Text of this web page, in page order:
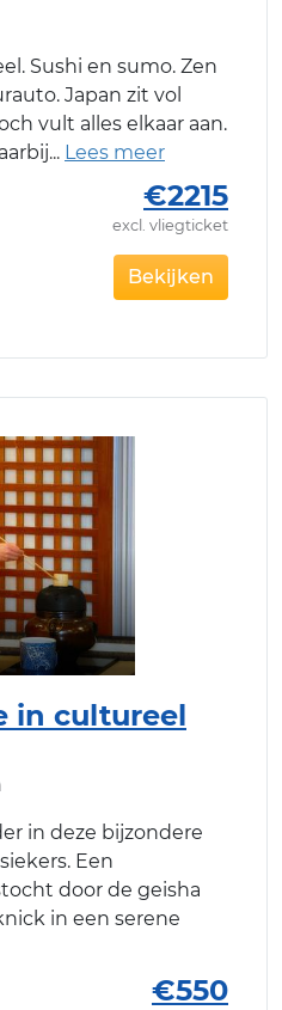
Sushi en sumo. Zen
Japan zit vol
vult alles elkaar aan.
€2215
excl. vliegticket
Bekijken
in cultureel
in deze bijzondere
Een
door de geisha
in een serene
€550